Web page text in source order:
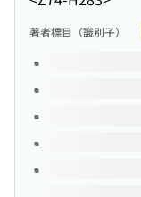
著者標目（識別子）
このタイトルの巻号